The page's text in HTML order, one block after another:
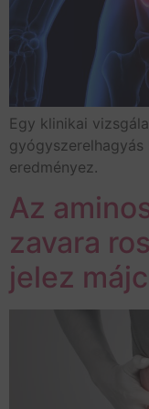
Egy klinikai
eredményez.
Az
zavara
jelez